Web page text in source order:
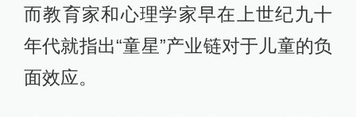
而教育家和心理学家早在上世纪九十
年代就指出“童星”产业链对于儿童的负
面效应。